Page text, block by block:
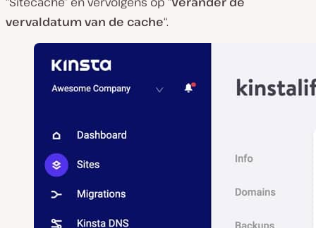
vervaldatum van de cache“.